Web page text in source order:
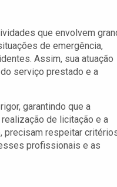
que envolvem
de emergência,
Assim, sua atuação
serviço prestado e a
garantindo que a
de licitação e a
precisam respeitar
profissionais e as